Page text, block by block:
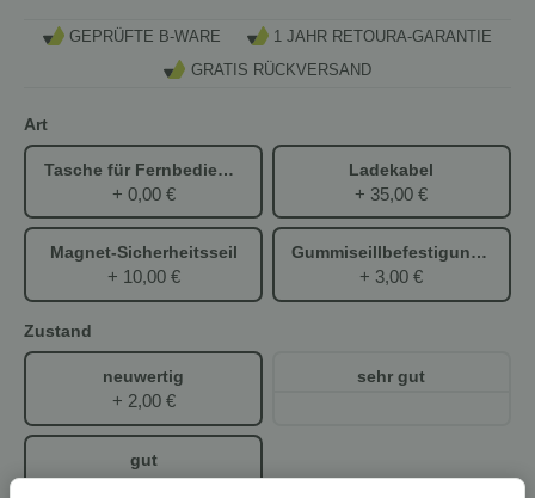
GEPRÜFTE B-WARE
1 JAHR RETOURA-GARANTIE
GRATIS RÜCKVERSAND
Art
Tasche für Fernbedienung
+ 0,00 €
Ladekabel
+ 35,00 €
Magnet-Sicherheitsseil
+ 10,00 €
Gummiseillbefestigung für Akku
+ 3,00 €
Zustand
neuwertig
+ 2,00 €
sehr gut
gut
+ 0,00 €